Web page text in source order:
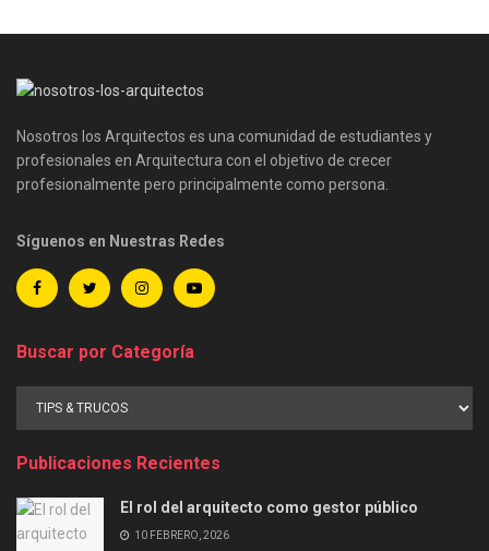
Nosotros los Arquitectos es una comunidad de estudiantes y
profesionales en Arquitectura con el objetivo de crecer
profesionalmente pero principalmente como persona.
Síguenos en Nuestras Redes
Buscar por Categoría
Publicaciones Recientes
El rol del arquitecto como gestor público
10 FEBRERO, 2026